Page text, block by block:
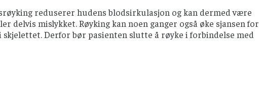
reduserer hudens blodsirkulasjon og kan dermed være
mislykket. Røyking kan noen ganger også øke sjansen for
Derfor bør pasienten slutte å røyke i forbindelse med